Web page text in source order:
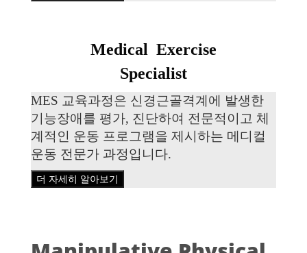
Medical Exercise
Specialist
MES 교육과정은 신경근골격계에 발생한
기능장애를 평가, 진단하여 전문적이고 체
계적인 운동 프로그램을 제시하는 메디컬
운동 전문가 과정입니다.
더 자세히 알아보기